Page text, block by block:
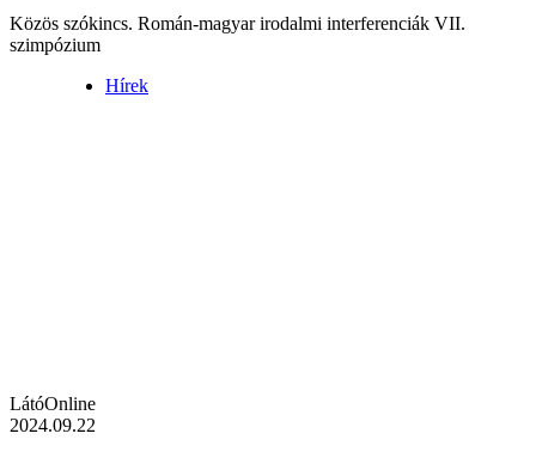
Közös szókincs. Román-magyar irodalmi interferenciák VII.
szimpózium
Hírek
LátóOnline
2024.09.22